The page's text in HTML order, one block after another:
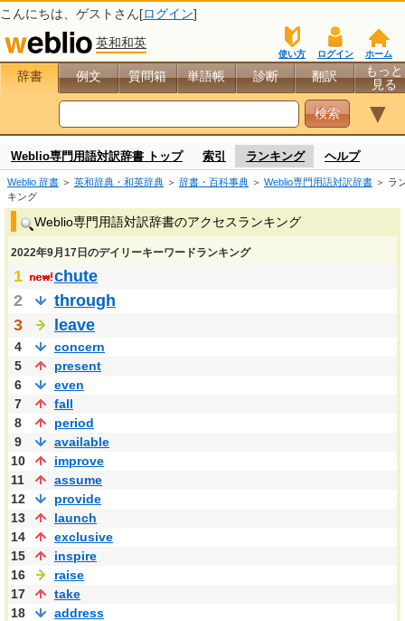
こんにちは、 ゲスト さん[ログイン]
英和和英
ホーム
ログイン
使い方
辞書 例文 質問箱 単語帳 診断 翻訳
もっと
見る
▼
Weblio専門用語対訳辞書 トップ 索引 ランキング ヘルプ
Weblio 辞書 ＞ 英和辞典・和英辞典 ＞ 辞書・百科事典 ＞ Weblio専門用語対訳辞書 ＞ ラ
キング
Weblio専門用語対訳辞書のアクセスランキング
2022年9月17日のデイリーキーワードランキング
1
chute
2
through
3
leave
4
concern
5
present
6
even
7
fall
8
period
9
available
10
improve
11
assume
12
provide
13
launch
14
exclusive
15
inspire
16
raise
17
take
18
address